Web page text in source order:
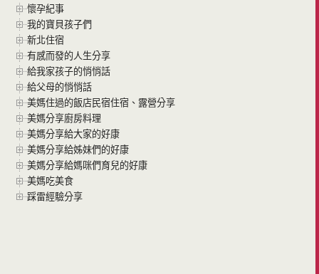
懷孕紀事
我的寶貝孩子們
新北住宿
有感而發的人生分享
給我家孩子的悄悄話
給父母的悄悄話
美媽住過的飯店民宿住宿、露營分享
美媽分享廚房料理
美媽分享給大家的好康
美媽分享給姊妹們的好康
美媽分享給媽咪們育兒的好康
美媽吃美食
踩雷經驗分享